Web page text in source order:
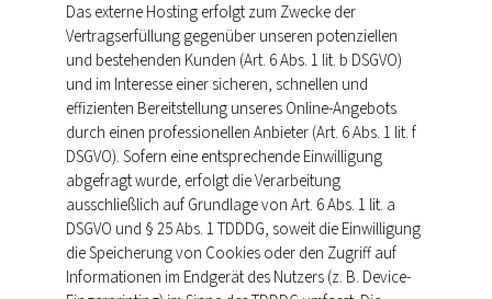
Das externe Hosting erfolgt zum Zwecke der
Vertragserfüllung gegenüber unseren potenziellen
und bestehenden Kunden (Art. 6 Abs. 1 lit. b DSGVO)
und im Interesse einer sicheren, schnellen und
effizienten Bereitstellung unseres Online-Angebots
durch einen professionellen Anbieter (Art. 6 Abs. 1 lit. f
DSGVO). Sofern eine entsprechende Einwilligung
abgefragt wurde, erfolgt die Verarbeitung
ausschließlich auf Grundlage von Art. 6 Abs. 1 lit. a
DSGVO und § 25 Abs. 1 TDDDG, soweit die Einwilligung
die Speicherung von Cookies oder den Zugriff auf
Informationen im Endgerät des Nutzers (z. B. Device-